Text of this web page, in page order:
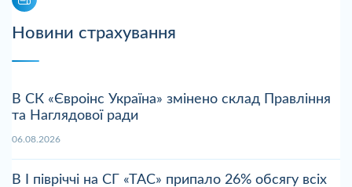
Новини страхування
В СК «Євроінс Україна» змінено склад Правління
та Наглядової ради
06.08.2026
В І півріччі на СГ «ТАС» припало 26% обсягу всіх